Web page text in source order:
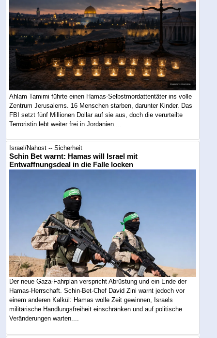
Ahlam Tamimi führte einen Hamas-Selbstmordattentäter ins volle
Zentrum Jerusalems. 16 Menschen starben, darunter Kinder. Das
FBI setzt fünf Millionen Dollar auf sie aus, doch die verurteilte
Terroristin lebt weiter frei in Jordanien....
Israel/Nahost -- Sicherheit
Schin Bet warnt: Hamas will Israel mit
Entwaffnungsdeal in die Falle locken
Der neue Gaza-Fahrplan verspricht Abrüstung und ein Ende der
Hamas-Herrschaft. Schin-Bet-Chef David Zini warnt jedoch vor
einem anderen Kalkül: Hamas wolle Zeit gewinnen, Israels
militärische Handlungsfreiheit einschränken und auf politische
Veränderungen warten....